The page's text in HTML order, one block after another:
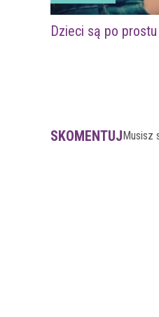
Dzieci są po
SKOMENTUJMusisz